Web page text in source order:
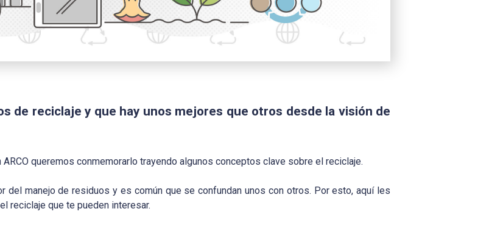
de reciclaje y que hay unos mejores que otros desde la visión de
queremos conmemorarlo trayendo algunos conceptos clave sobre el reciclaje.
del manejo de residuos y es común que se confundan unos con otros. Por esto, aquí les
reciclaje que te pueden interesar.